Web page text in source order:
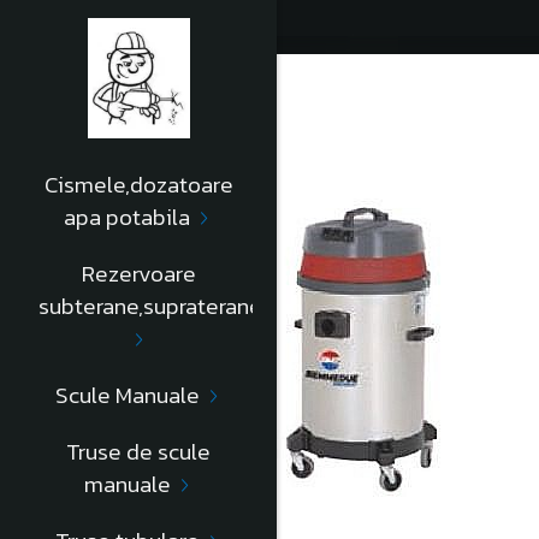
Cismele,dozatoare
apa potabila
Rezervoare
subterane,supraterane
Scule Manuale
Truse de scule
manuale